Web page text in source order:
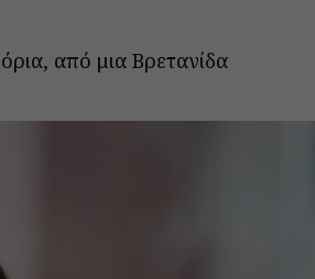
από μια Βρετανίδα